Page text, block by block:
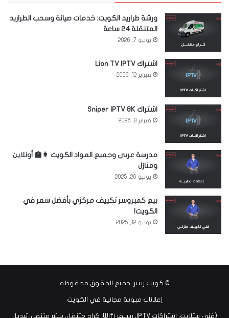
ورشة طراريد الكويت: خدمات صيانة وسحب الطراريد
المتنقلة 24 ساعة
يونيو 7, 2026
اشتراك Lion TV IPTV
فبراير 12, 2026
اشتراك Sniper IPTV 8K
فبراير 8, 2026
مدرسة عربي وجميع المواد الكويت 👩‍🏫 أونلاين
ومنازل
يوليو 26, 2025
بيع كمبروسر تكييف مركزي بأفضل سعر في
الكويت!
يوليو 12, 2025
© كويت ريبير . جميع الحقوق محفوظة
إعلانات مبوبة مجانية في الكويت
(فني ستلايت، اشتراكات IPTV، رسيفر Wifi، كراج متنقل، بنشر متنقل، تبديل